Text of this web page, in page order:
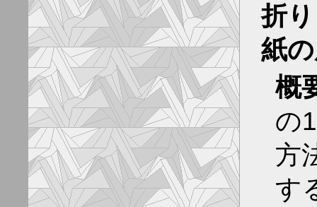
折
紙
概
の
方
す